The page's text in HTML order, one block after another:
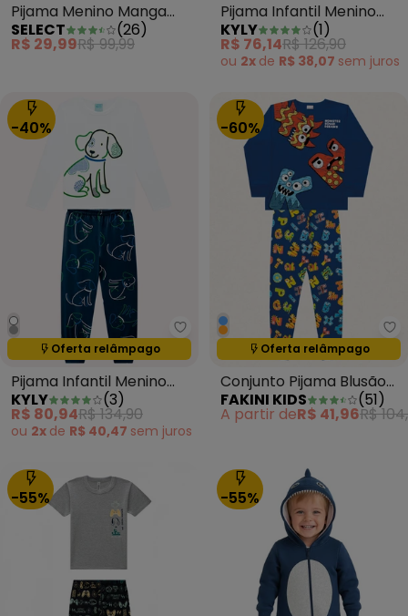
Pijama Menino Manga
Longa Meia Malha Branco
SELECT (26)
R$ 29,99R$ 99,99
Pijama Infantil Menino
Copa do Mundo Verde
KYLY (1)
R$ 76,14R$ 126,90
ou 2x de R$ 38,07 sem juros
-40%
Kyly - Pijama Infantil Menino
Oferta relâmpago
Termina em:09:28:44
Pijama Infantil Menino
Cachorrinho Branco
KYLY (3)
R$ 80,94R$ 134,90
ou 2x de R$ 40,47 sem juros
-60%
Oferta relâmpago
Termina em:09:28:44
Conjunto Pijama Blusão
Manga Longa e Calça
Azul
FAKINI KIDS (51)
A partir deR$ 41,96R$
-55% -55%